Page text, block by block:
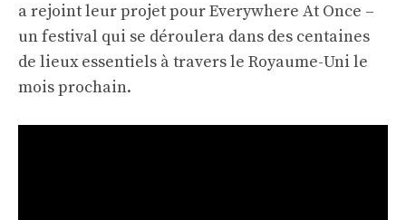
a rejoint leur projet pour Everywhere At Once –
un festival qui se déroulera dans des centaines
de lieux essentiels à travers le Royaume-Uni le
mois prochain.